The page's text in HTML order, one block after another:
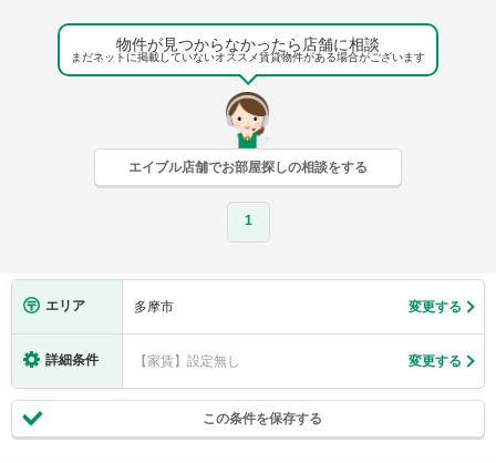
物件が見つからなかったら店舗に相談
まだネットに掲載していないオススメ賃貸物件がある場合がございます
エイブル店舗でお部屋探しの相談をする
1
エリア 多摩市 変更する
詳細条件 【家賃】設定無し 変更する
この条件を保存する